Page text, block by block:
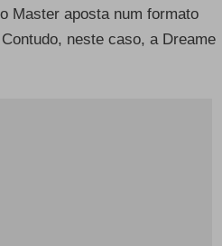
Master aposta num formato
neste caso, a Dreame